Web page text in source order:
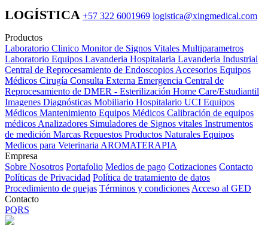
LOGÍSTICA +57 322 6001969 logistica@xingmedical.com
Productos
Laboratorio Clinico Monitor de Signos Vitales Multiparametros
Laboratorio Equipos Lavanderia Hospitalaria Lavanderia Industrial
Central de Reprocesamiento de Endoscopios Accesorios Equipos
Médicos Cirugía Consulta Externa Emergencia Central de
Reprocesamiento de DMER - Esterilización Home Care/Estudiantil
Imagenes Diagnósticas Mobiliario Hospitalario UCI Equipos
Médicos Mantenimiento Equipos Médicos Calibración de equipos
médicos Analizadores Simuladores de Signos vitales Instrumentos
de medición Marcas Repuestos Productos Naturales Equipos
Medicos para Veterinaria AROMATERAPIA
Empresa
Sobre Nosotros Portafolio Medios de pago Cotizaciones Contacto
Políticas de Privacidad Política de tratamiento de datos
Procedimiento de quejas Términos y condiciones Acceso al GED
Contacto
PQRS